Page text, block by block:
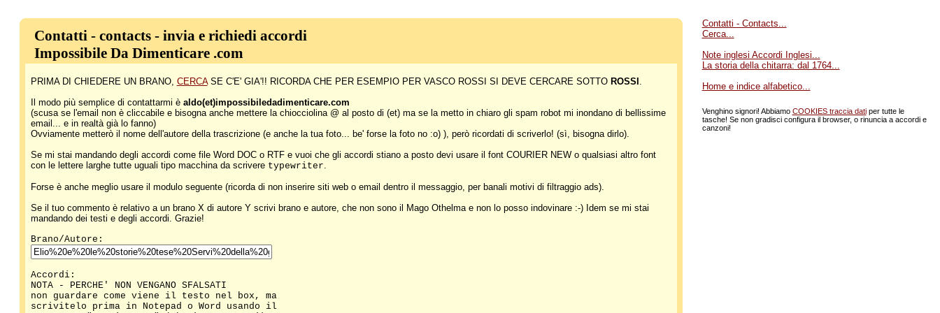
Contatti - contacts - invia e richiedi accordi
Impossibile Da Dimenticare .com
PRIMA DI CHIEDERE UN BRANO, CERCASE C'E' GIA'!! RICORDA CHE PER ESEMPIO PER VASCO ROSSI SI DEVE CERCARE SOTTO ROSSI .
Il modo più semplice di contattarmi è aldo(et)impossibiledadimenticare.com
(scusa se l'email non è cliccabile e bisogna anche mettere la chiocciolina @ al posto di (et) ma se la metto in chiaro gli spam robot mi inondano di bellissime
email... e in realtà già lo fanno)
Ovviamente metterò il nome dell'autore della trascrizione (e anche la tua foto... be' forse la foto no :o) ), però ricordati di scriverlo! (sì, bisogna dirlo).
Se mi stai mandando degli accordi come file Word DOC o RTF e vuoi che gli accordi stiano a posto devi usare il font COURIER NEW o qualsiasi altro font
con le lettere larghe tutte uguali tipo macchina da scrivere typewriter.
Forse è anche meglio usare il modulo seguente (ricorda di non inserire siti web o email dentro il messaggio, per banali motivi di filtraggio ads).
Se il tuo commento è relativo a un brano X di autore Y scrivi brano e autore, che non sono il Mago Othelma e non lo posso indovinare :-) Idem se mi stai
mandando dei testi e degli accordi. Grazie!
Brano/Autore:
Accordi:
NOTA - PERCHE' NON VENGANO SFALSATI
non guardare come viene il testo nel box, ma
scrivitelo prima in Notepad o Word usando il
Contatti - Contacts...
Cerca...
Note inglesi Accordi Inglesi...
La storia della chitarra: dal 1764...
Home e indice alfabetico...
Venghino signori! Abbiamo COOKIES traccia datiper tutte le
tasche! Se non gradisci configura il browser, o rinuncia a accordi e
canzoni!